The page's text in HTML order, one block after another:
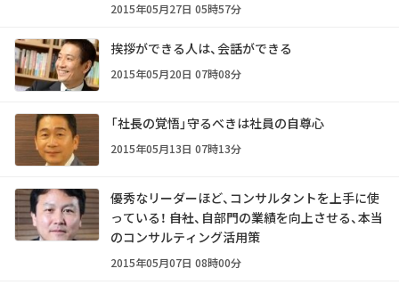
2015年05月27日 05時57分
挨拶ができる人は、会話ができる
2015年05月20日 07時08分
「社長の覚悟」守るべきは社員の自尊心
2015年05月13日 07時13分
優秀なリーダーほど、コンサルタントを上手に使
っている！ ――自社、自部門の業績を向上させる、本当
のコンサルティング活用策
2015年05月07日 08時00分